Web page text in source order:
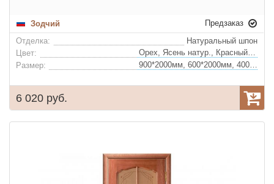
Зодчий
Предзаказ
Отделка:
Натуральный шпон
Цвет:
Орех, Ясень натур., Красный ясень, Сапели, Сапели не тонир.
Размер:
900*2000мм, 600*2000мм, 400*2000мм, 700*2000мм, 800*2000мм
6 020 руб.